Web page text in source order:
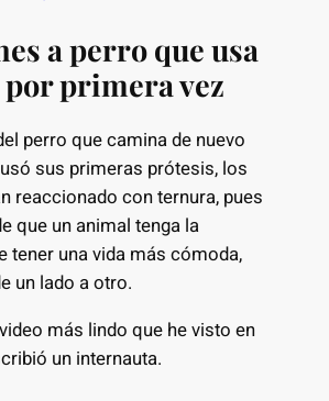
a perro que usa
primera vez
perro que camina de nuevo
sus primeras prótesis, los
reaccionado con ternura, pues
que un animal tenga la
tener una vida más cómoda,
un lado a otro.
más lindo que he visto en
un internauta.